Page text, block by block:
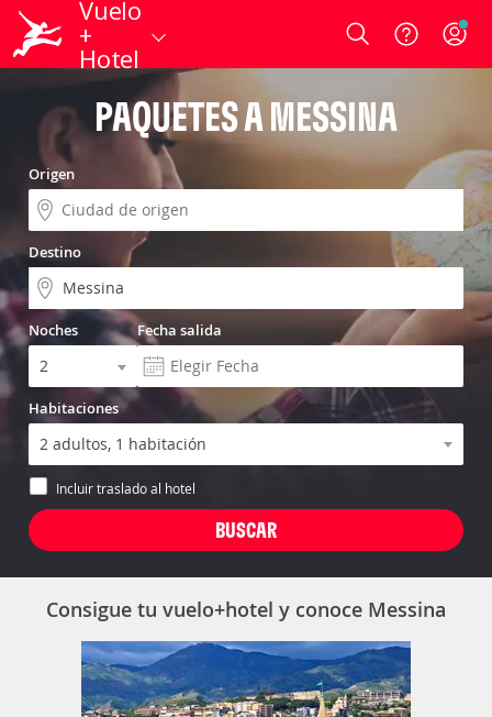
Vuelo
+
Hotel
Login
PAQUETES A MESSINA
Origen
Destino
Noches Fecha salida
Habitaciones
Incluir traslado al hotel
Consigue tu vuelo+hotel y conoce Messina